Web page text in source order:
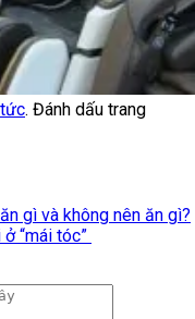
. Đánh dấu trang
gì và không nên ăn gì?
“mái tóc”